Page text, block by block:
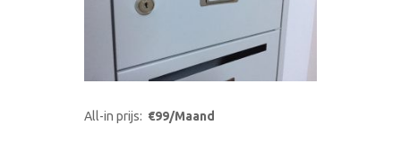
All-in prijs: €99/Maand